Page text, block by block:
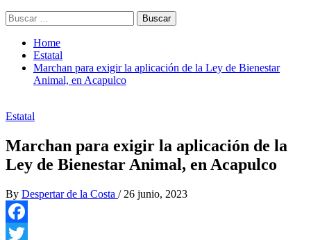
Buscar:
Home
Estatal
Marchan para exigir la aplicación de la Ley de Bienestar
Animal, en Acapulco
Estatal
Marchan para exigir la aplicación de la
Ley de Bienestar Animal, en Acapulco
By Despertar de la Costa / 26 junio, 2023
Facebook